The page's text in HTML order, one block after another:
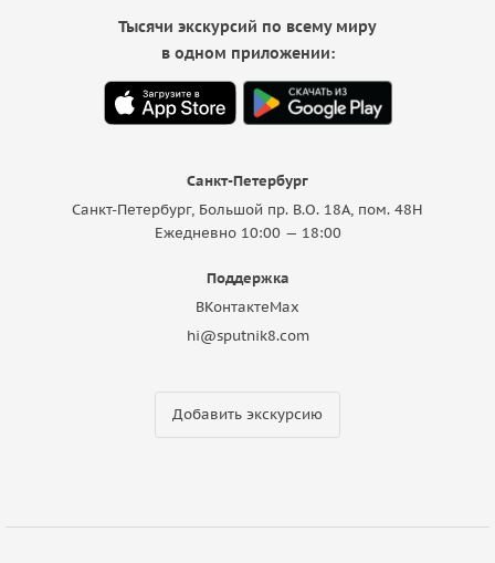
Санкт-Петербург
Санкт-Петербург, Большой пр. В.О. 18A, пом. 48Н
Ежедневно 10:00 — 18:00
Поддержка
ВКонтактеMax
hi@sputnik8.com
Добавить экскурсию
Тысячи экскурсий по всему миру
в одном приложении: